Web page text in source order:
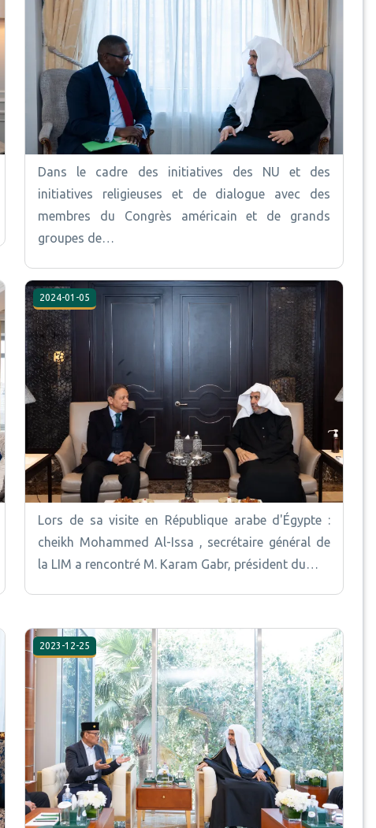
Dans le cadre des initiatives des NU et des
initiatives religieuses et de dialogue avec des
membres du Congrès américain et de grands
groupes de…
2024-01-05
Lors de sa visite en République arabe d'Égypte :
cheikh Mohammed Al-Issa , secrétaire général de
la LIM a rencontré M. Karam Gabr, président du…
2023-12-25